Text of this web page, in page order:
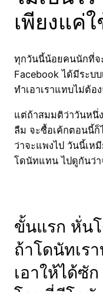
เพียงแค่
ทุกวันนี้น้อยคนนักที่จ
Facebook ได้มีระบ
ทำเอาเราแทบไม่ต้อ
แต่ถ้าสมมติว่าวันหนึ่
ลืม จะซื้อเค้กตอนนี้ก็
ว่าจะแพงไป วันนี้เห
โดนัทแทน ไปดูกันว่า
ขั้นแรก หั่น
ถ้าโดนัทเร
เอาให้ได้ซั